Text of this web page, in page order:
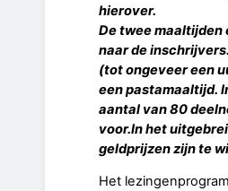
hierover.
De twee maaltijden
naar de
(tot ongeveer een
een pastamaaltijd.
aantal van 80
voor.In het
geldprijzen zijn te
Het